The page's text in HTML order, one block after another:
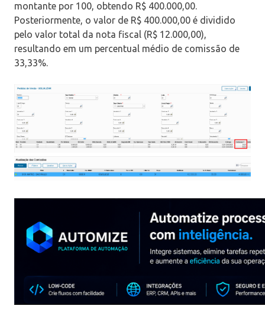
montante por 100, obtendo R$ 400.000,00.
Posteriormente, o valor de R$ 400.000,00 é dividido
pelo valor total da nota fiscal (R$ 12.000,00),
resultando em um percentual médio de comissão de
33,33%.